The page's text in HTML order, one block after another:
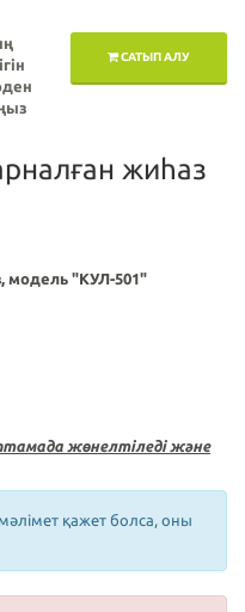
САТЫП АЛУ
жиһаз
модель "КУЛ-501"
жөнелтіледі және
қажет болса, оны